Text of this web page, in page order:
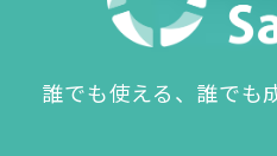
誰でも使える、誰でも